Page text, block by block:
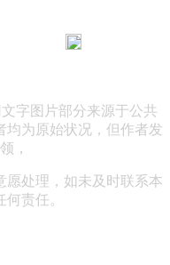
字图片部分来源于公共
均为原始状况，但作者发
，
愿处理，如未及时联系本
责任。